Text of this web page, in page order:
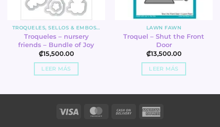
TROQUELES, SELLOS & EMBOSSING
Troqueles – nursery
friends – Bundle of Joy
₡15,500.00
LEER MÁS
LAWN FAWN
Troquel – Shut the Front
Door
₡13,500.00
LEER MÁS
Visa MasterCard
Cash